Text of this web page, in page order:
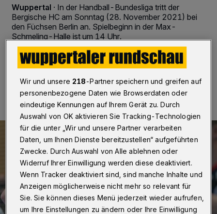
Wuppertal · In der Handball-Bundesliga tritt der
Bergische HC am Sonntag (28. November 2021) bei
den Füchsen Berlin an. Spielbeginn in der Max-
Schmeling-Halle ist um 14 Uhr.
28.11.2021 , 09:00 Uhr Eine Minute Lesezeit
Wir und unsere 218-Partner speichern und greifen auf
personenbezogene Daten wie Browserdaten oder
eindeutige Kennungen auf Ihrem Gerät zu. Durch
Auswahl von OK aktivieren Sie Tracking-Technologien
für die unter „Wir und unsere Partner verarbeiten
Daten, um Ihnen Dienste bereitzustellen“ aufgeführten
Zwecke. Durch Auswahl von Alle ablehnen oder
Widerruf Ihrer Einwilligung werden diese deaktiviert.
Wenn Tracker deaktiviert sind, sind manche Inhalte und
Anzeigen möglicherweise nicht mehr so relevant für
Sie. Sie können dieses Menü jederzeit wieder aufrufen,
um Ihre Einstellungen zu ändern oder Ihre Einwilligung